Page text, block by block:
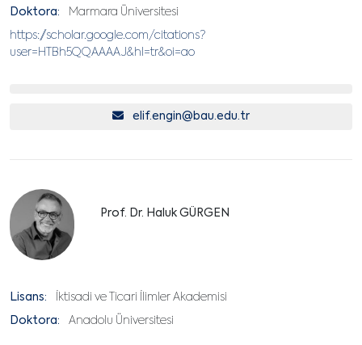
Doktora: Marmara Üniversitesi
https://scholar.google.com/citations?
user=HTBh5QQAAAAJ&hl=tr&oi=ao
elif.engin@bau.edu.tr
Prof. Dr. Haluk GÜRGEN
Lisans: İktisadi ve Ticari İlimler Akademisi
Doktora: Anadolu Üniversitesi